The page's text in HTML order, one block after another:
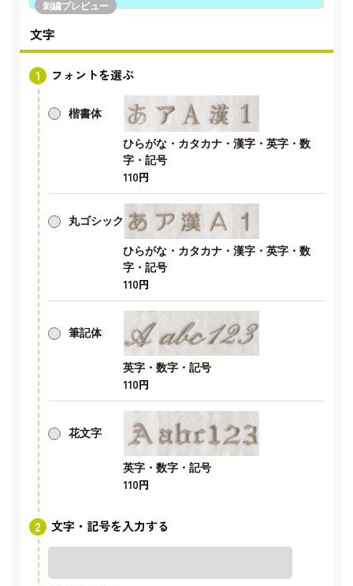
刺繍プレビュー
文字
フォントを選ぶ
楷書体
ひらがな・カタカナ・漢字・英字・数
字・記号
110円
丸ゴシック
ひらがな・カタカナ・漢字・英字・数
字・記号
110円
筆記体
英字・数字・記号
110円
花文字
英字・数字・記号
110円
文字・記号を入力する